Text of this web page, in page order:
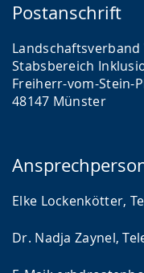
Postanschrift
Landschaftsverband
Stabsbereich
Freiherr-vom-Stein-
48147 Münster
Elke Lockenkötter,
Dr. Nadja Zaynel,